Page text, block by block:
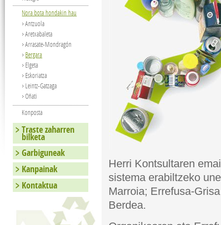
Herri Kontsultaren
sistema erabiltzeko
Marroia; Errefusa-
Berdea.
Nora bota hondakin hau
Antzuola
Aretxabaleta
Arrasate-Mondragón
Bergara
Elgeta
Eskoriatza
Leintz-Gatzaga
Oñati
Konposta
Traste zaharren
bilketa
Garbiguneak
Kanpainak
Kontaktua